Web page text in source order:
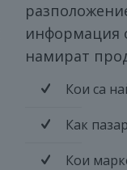
информация
намират
Кои са
Как
Кои